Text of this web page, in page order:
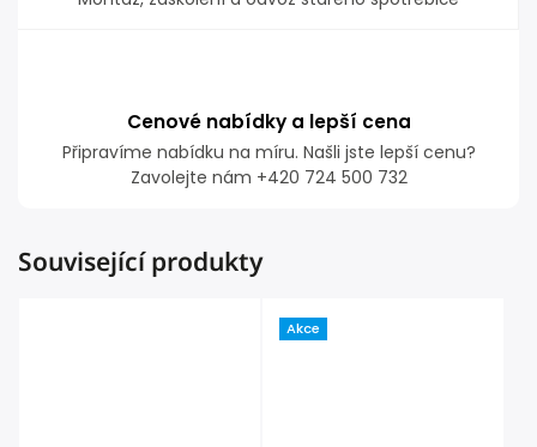
Cenové nabídky a lepší cena
Připravíme nabídku na míru. Našli jste lepší cenu?
Zavolejte nám +420 724 500 732
Související produkty
Akce